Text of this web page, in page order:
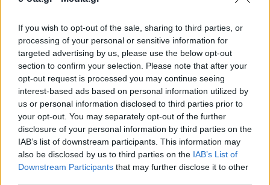
If you wish to opt-out of the sale, sharing to third parties, or
processing of your personal or sensitive information for
targeted advertising by us, please use the below opt-out
section to confirm your selection. Please note that after your
opt-out request is processed you may continue seeing
interest-based ads based on personal information utilized by
us or personal information disclosed to third parties prior to
your opt-out. You may separately opt-out of the further
disclosure of your personal information by third parties on the
IAB’s list of downstream participants. This information may
also be disclosed by us to third parties on the IAB’s List of
Downstream Participants that may further disclose it to other
Πάνω από 2,5 τόνους βιοαποβλήτων κατάφεραν να
μαζέψουν οι μαθητές σχολείων του δήμου Βάρης-
Βούλας- Βουλιαγμένης, συμβάλλοντας στην
προσπάθεια για την ενίσχυση της ανακύκλωσης και
της προστασίας του περιβάλλοντος. Σύμφωνα με
τη δημοτική Αρχή, στο πλαίσιο της δημοτικής
πλατφόρμας επιβράβευσης της ανακύκλωσης
Followgreen και της συμμετοχής του στο ευρωπαϊκό
πρόγραμμα LIFE-IP CEI Greece – Circular […]
08.04.2026 - 12.13